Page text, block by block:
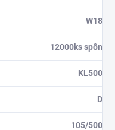
W18
12000ks spôn
KL500
D
105/500